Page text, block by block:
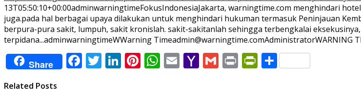
13T05:50:10+00:00adminwarningtimeFokusIndonesiaJakarta, warningtime.com menghindari
juga.pada hal berbagai upaya dilakukan untuk menghindari hukuman termasuk Peninjauan
berpura-pura sakit, lumpuh, sakit kronislah. sakit-sakitanlah sehingga terbengkalai
terpidana...adminwarningtimeWWarning Timeadmin@warningtime.comAdministratorWARNING
Share Facebook
Twitter
LinkedIn
Pinterest
WhatsApp
EmailYahoo
GmailPrintPrintFriendly
Share
Related Posts